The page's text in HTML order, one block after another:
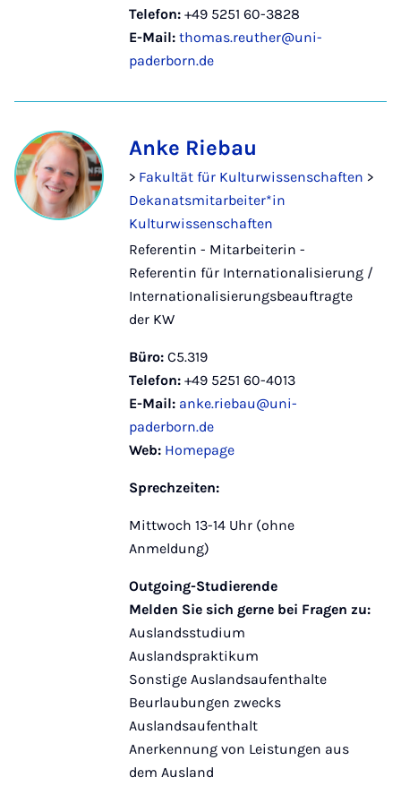
Telefon: +49 5251 60-3828
E-Mail: thomas.reuther@uni-
paderborn.de
Anke Riebau
> Fakultät für Kulturwissenschaften >
Dekanatsmitarbeiter*in
Kulturwissenschaften
Referentin - Mitarbeiterin -
Referentin für Internationalisierung /
Internationalisierungsbeauftragte
der KW
Büro: C5.319
Telefon: +49 5251 60-4013
E-Mail: anke.riebau@uni-
paderborn.de
Web: Homepage
Sprechzeiten:
Mittwoch 13-14 Uhr (ohne
Anmeldung)
Outgoing-Studierende
Melden Sie sich gerne bei Fragen zu:
Auslandsstudium
Auslandspraktikum
Sonstige Auslandsaufenthalte
Beurlaubungen zwecks
Auslandsaufenthalt
Anerkennung von Leistungen aus
dem Ausland